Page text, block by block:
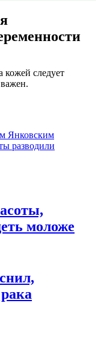
кожей следует
Янковским
разводили
моложе